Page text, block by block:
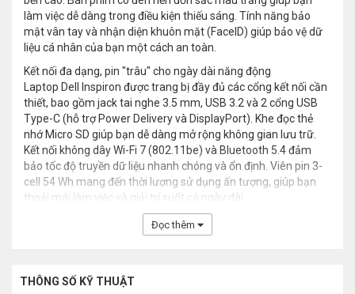
làm việc dễ dàng trong điều kiện thiếu sáng. Tính năng bảo
mật vân tay và nhận diện khuôn mặt (FaceID) giúp bảo vệ dữ
liệu cá nhân của bạn một cách an toàn.
Kết nối đa dạng, pin "trâu" cho ngày dài năng động
Laptop Dell Inspiron được trang bị đầy đủ các cổng kết nối cần
thiết, bao gồm jack tai nghe 3.5 mm, USB 3.2 và 2 cổng USB
Type-C (hỗ trợ Power Delivery và DisplayPort). Khe đọc thẻ
nhớ Micro SD giúp bạn dễ dàng mở rộng không gian lưu trữ.
Kết nối không dây Wi-Fi 7 (802.11be) và Bluetooth 5.4 đảm
bảo tốc độ truyền dữ liệu nhanh chóng và ổn định. Viên pin 3-
cell 54 Wh mang đến thời lượng sử dụng ấn tượng, giúp bạn
thoải mái làm việc và giải trí suốt cả ngày dài.
Đọc thêm
THÔNG SỐ KỸ THUẬT